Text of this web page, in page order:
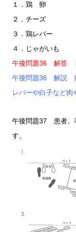
１．鶏 卵
２．チーズ
３．鶏レバー
４．じゃがいも
午後問題36 解答
午後問題36 解説
レバーや白子など肉
午後問題37 患者、
す。